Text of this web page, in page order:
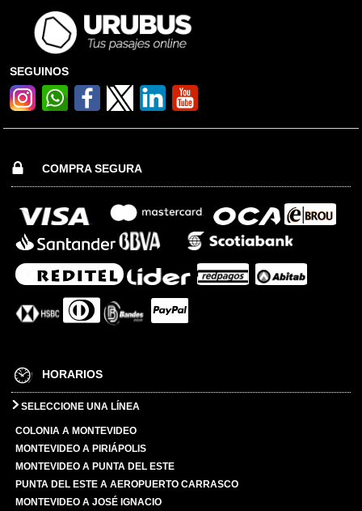
SEGUINOS
COMPRA SEGURA
HORARIOS
SELECCIONE UNA LÍNEA
COLONIA A MONTEVIDEO
MONTEVIDEO A PIRIÁPOLIS
MONTEVIDEO A PUNTA DEL ESTE
PUNTA DEL ESTE A AEROPUERTO CARRASCO
MONTEVIDEO A JOSÉ IGNACIO